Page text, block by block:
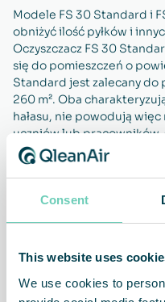
Consent
This website uses
We use cookies to
Modele FS 30 Standard i
obniżyć ilość pyłków i
Oczyszczacz FS 30
się do pomieszczeń o
Standard jest zalecany do
260 m². Oba
hałasu, nie powodują
uczniów lub
szereg korzyści.
stan zdrowia i
Pomieszczenia będą